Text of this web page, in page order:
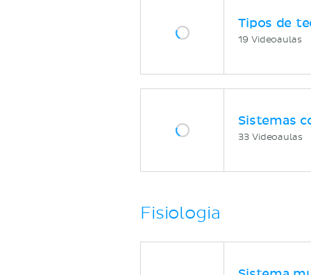
Tipos de
19 Videoaulas
Sistemas
33 Videoaulas
Fisiologia